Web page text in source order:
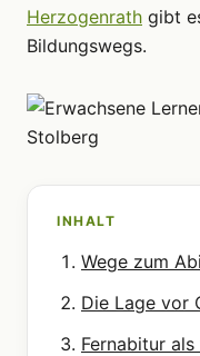
Herzogenrath gibt
Bildungswegs.
INHALT
Wege zum
Die Lage vor
Fernabitur